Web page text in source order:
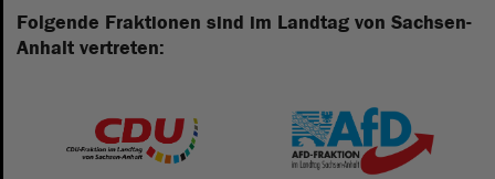
Folgende Fraktionen sind im Landtag von Sachsen-
Anhalt vertreten: